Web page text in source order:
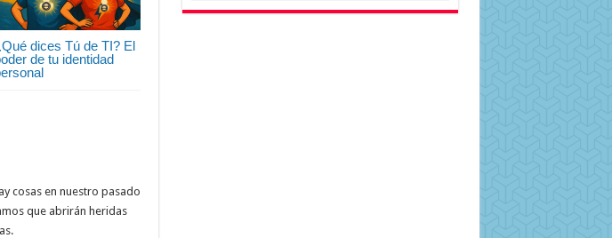
dices Tú de TI? El
de tu identidad
cosas en nuestro pasado
que abrirán heridas